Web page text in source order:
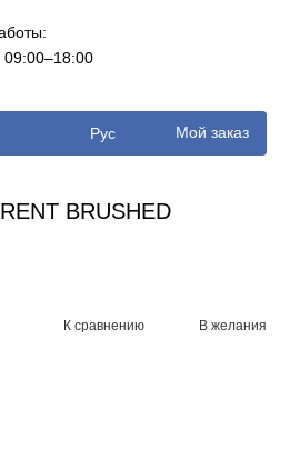
09:00–18:00
Рус Мой заказ
BRUSHED
К сравнению В желания